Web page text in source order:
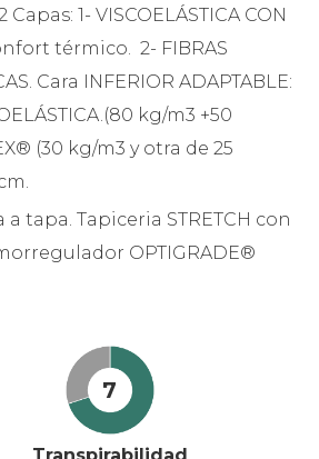
Capas: 1- VISCOELÁSTICA CON
térmico. 2- FIBRAS
Cara INFERIOR ADAPTABLE:
kg/m3 +50
(30 kg/m3 y otra de 25
a tapa. Tapiceria STRETCH con
OPTIGRADE®
7